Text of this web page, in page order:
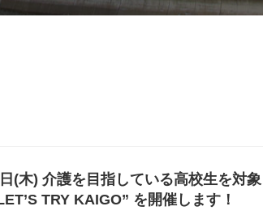
(木) 介護を目指している高校生を対象
TRY KAIGO” を開催します！